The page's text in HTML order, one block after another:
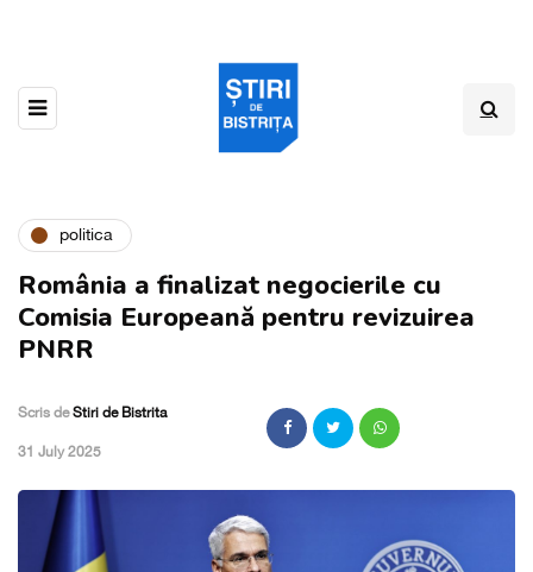
politica
România a finalizat negocierile cu
Comisia Europeană pentru revizuirea
PNRR
Scris deStiri de Bistrita
,31 July 2025